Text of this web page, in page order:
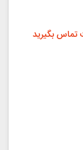
تماس بگیرید